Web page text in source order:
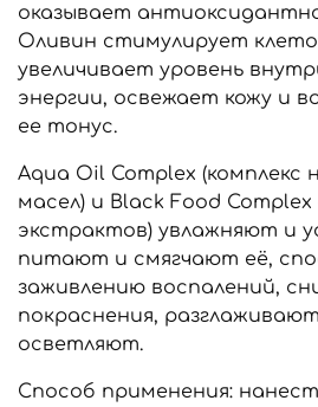
оказывает
Оливин стимулирует
увеличивает уровень
энергии, освежает кожу и
ее тонус.
Aqua Oil Complex (комплекс
масел) и Black Food Complex
экстрактов) увлажняют и
питают и смягчают её,
заживлению воспалений,
покраснения,
осветляют.
Способ применения: